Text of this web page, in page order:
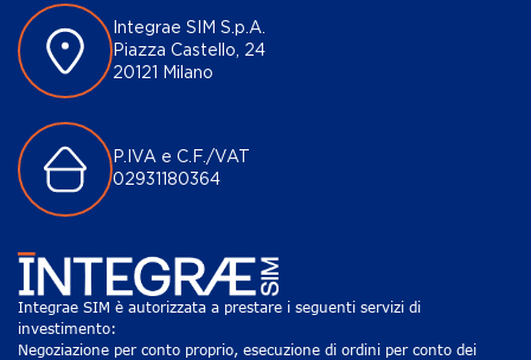
Integrae SIM S.p.A.
Piazza Castello, 24
20121 Milano
P.IVA e C.F./VAT
02931180364
Integrae SIM è autorizzata a prestare i seguenti servizi di
investimento:
Negoziazione per conto proprio, esecuzione di ordini per conto dei